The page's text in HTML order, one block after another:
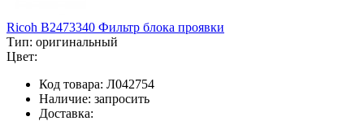
Ricoh B2473340 Фильтр блока проявки
Тип: оригинальный
Цвет:
Код товара: Л042754
Наличие: запросить
Доставка: